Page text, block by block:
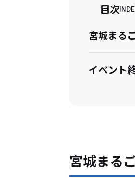
目次
宮城まる
イベント
宮城まる